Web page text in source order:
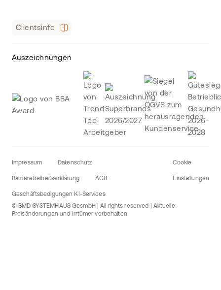
Clientsinfo
Auszeichnungen
Impressum Datenschutz
Barrierefreiheitserklärung AGB
Geschäftsbedigungen KI-Services
Cookie
Einstellungen
© BMD SYSTEMHAUS GesmbH | All rights reserved | Aktuelle
Preisänderungen und Irrtümer vorbehalten